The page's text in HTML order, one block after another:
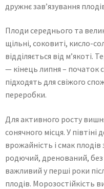
дружнє зав’язування
Плоди середнього та
щільні, соковиті, кисло-
відділяється від м’якоті.
— кінець липня – початок
підходять для свіжого
переробки.
Для активного росту
сонячного місця. У
врожайність і смак
родючий, дренований,
важливий у перші роки
плодів. Морозостійкість